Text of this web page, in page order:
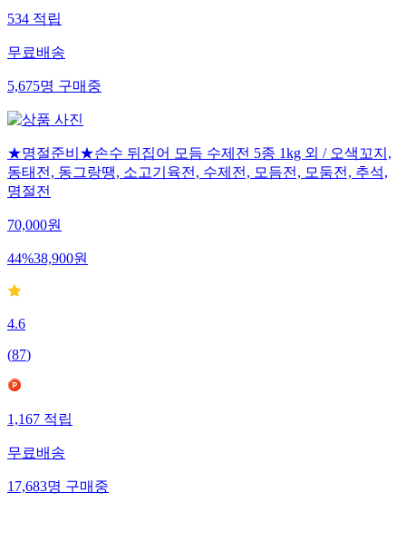
534 적립
무료배송
5,675명 구매중
★명절준비★손수 뒤집어 모듬 수제전 5종 1kg 외 / 오색꼬지,
동태전, 동그랑땡, 소고기육전, 수제전, 모듬전, 모둠전, 추석,
명절전
70,000원
44%38,900원
4.6
(87)
1,167 적립
무료배송
17,683명 구매중